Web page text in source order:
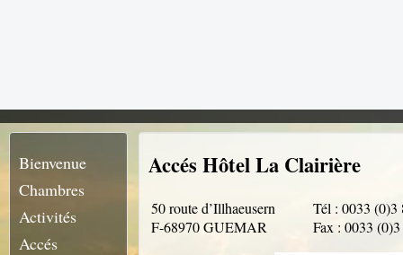
Bienvenue
Chambres
Activités
Accés
Accés Hôtel La Clairière
50 route d’Illhaeusern
F-68970 GUEMAR
Tél : 0033 (0)3
Fax : 0033